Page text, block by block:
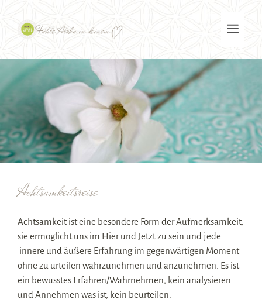
springen
Achtsamkeitsreise
Achtsamkeit ist eine besondere Form der Aufmerksamkeit,
sie ermöglicht uns im Hier und Jetzt zu sein und jede
innere und äußere Erfahrung im gegenwärtigen Moment
ohne zu urteilen wahrzunehmen und anzunehmen. Es ist
ein bewusstes Erfahren/Wahrnehmen, kein analysieren
und Annehmen was ist, kein beurteilen.